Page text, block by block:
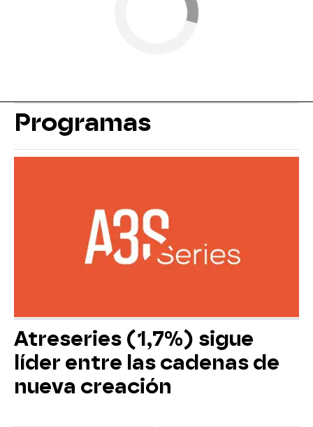
Programas
Atreseries (1,7%) sigue
líder entre las cadenas de
nueva creación